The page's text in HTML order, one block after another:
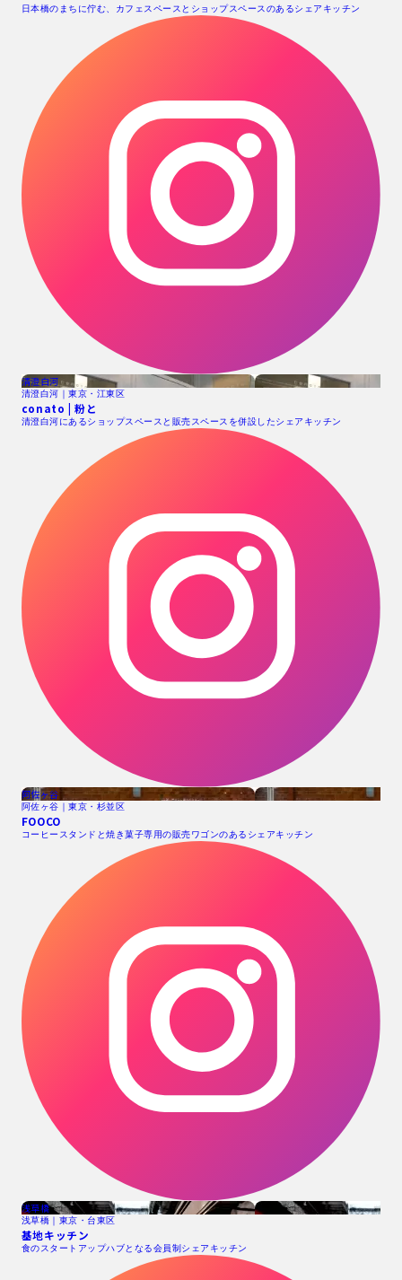
日本橋のまちに佇む、カフェスペースとショップスペースのあるシェアキッチン
清澄白河
清澄白河｜東京・江東区
conato | 粉と
清澄白河にあるショップスペースと販売スペースを併設したシェアキッチン
阿佐ヶ谷
阿佐ヶ谷｜東京・杉並区
FOOCO
コーヒースタンドと焼き菓子専用の販売ワゴンのあるシェアキッチン
浅草橋
浅草橋｜東京・台東区
基地キッチン
食のスタートアップハブとなる会員制シェアキッチン